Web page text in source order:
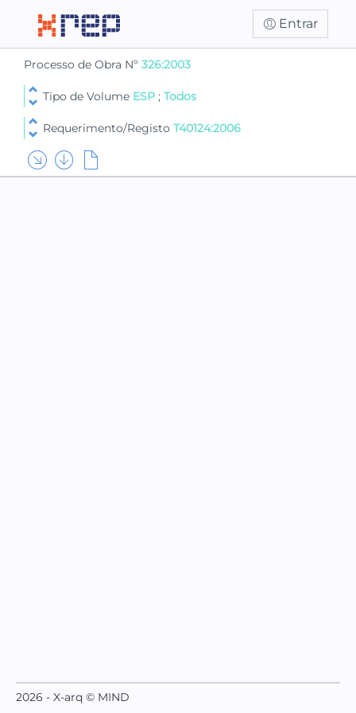
Entrar
Processo de Obra Nº 326:2003
Tipo de Volume ESP ; Todos
Requerimento/Registo T40124:2006
2026 - X-arq © MIND